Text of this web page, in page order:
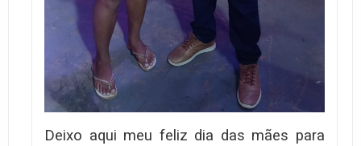
Deixo aqui meu feliz dia das mães para